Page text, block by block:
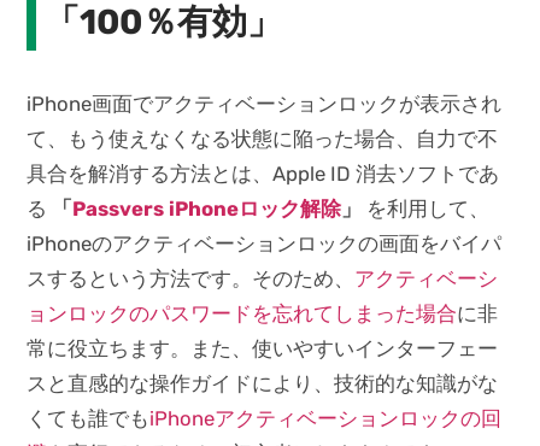
「100％有効」
iPhone画面でアクティベーションロックが表示され
て、もう使えなくなる状態に陥った場合、自力で不
具合を解消する方法とは、Apple ID 消去ソフトであ
る
「 Passvers iPhoneロック解除 」
を利用して、
iPhoneのアクティベーションロックの画面をバイパ
スするという方法です。そのため、 アクティベーシ
ョンロックのパスワードを忘れてしまった場合に非
常に役立ちます。また、使いやすいインターフェー
スと直感的な操作ガイドにより、技術的な知識がな
くても誰でもiPhoneアクティベーションロックの回